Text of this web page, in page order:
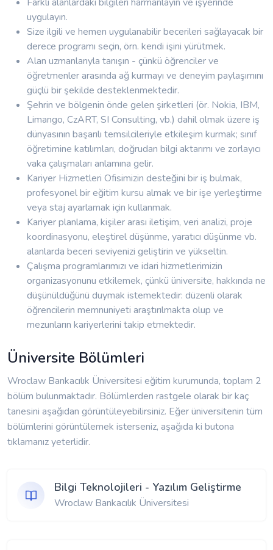
uygulayın.
Size ilgili ve hemen uygulanabilir becerileri sağlayacak bir
derece programı seçin, örn. kendi işini yürütmek.
Alan uzmanlarıyla tanışın - çünkü öğrenciler ve
öğretmenler arasında ağ kurmayı ve deneyim paylaşımını
güçlü bir şekilde desteklenmektedir.
Şehrin ve bölgenin önde gelen şirketleri (ör. Nokia, IBM,
Limango, CzART, SI Consulting, vb.) dahil olmak üzere iş
dünyasının başarılı temsilcileriyle etkileşim kurmak; sınıf
öğretimine katılımları, doğrudan bilgi aktarımı ve zorlayıcı
vaka çalışmaları anlamına gelir.
Kariyer Hizmetleri Ofisimizin desteğini bir iş bulmak,
profesyonel bir eğitim kursu almak ve bir işe yerleştirme
veya staj ayarlamak için kullanmak.
Kariyer planlama, kişiler arası iletişim, veri analizi, proje
koordinasyonu, eleştirel düşünme, yaratıcı düşünme vb.
alanlarda beceri seviyenizi geliştirin ve yükseltin.
Çalışma programlarımızı ve idari hizmetlerimizin
organizasyonunu etkilemek, çünkü üniversite, hakkında ne
düşünüldüğünü duymak istemektedir: düzenli olarak
öğrencilerin memnuniyeti araştırılmakta olup ve
mezunların kariyerlerini takip etmektedir.
Üniversite Bölümleri
Wroclaw Bankacılık Üniversitesi eğitim kurumunda, toplam 2
bölüm bulunmaktadır. Bölümlerden rastgele olarak bir kaç
tanesini aşağıdan görüntüleyebilirsiniz. Eğer üniversitenin tüm
bölümlerini görüntülemek isterseniz, aşağıda ki butona
tıklamanız yeterlidir.
Bilgi Teknolojileri - Yazılım Geliştirme
Wroclaw Bankacılık Üniversitesi